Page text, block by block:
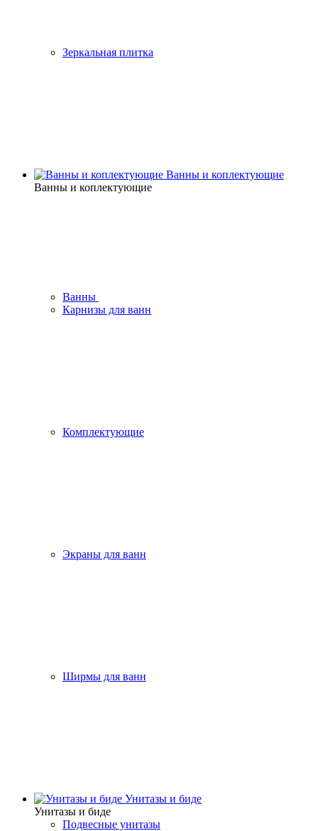
Зеркальная плитка
Ванны и коплектующие
Ванны и коплектующие
Ванны
Карнизы для ванн
Комплектующие
Экраны для ванн
Ширмы для ванн
Унитазы и биде
Унитазы и биде
Подвесные унитазы